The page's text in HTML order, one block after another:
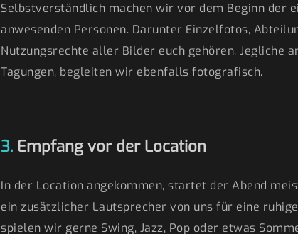
Selbstverständlich machen wir vor dem Beginn der
anwesenden Personen. Darunter Einzelfotos,
Nutzungsrechte aller Bilder euch gehören. Jegliche
Tagungen, begleiten wir ebenfalls fotografisch.
3. Empfang vor der Location
In der Location angekommen, startet der Abend
ein zusätzlicher Lautsprecher von uns für eine
spielen wir gerne Swing, Jazz, Pop oder etwas